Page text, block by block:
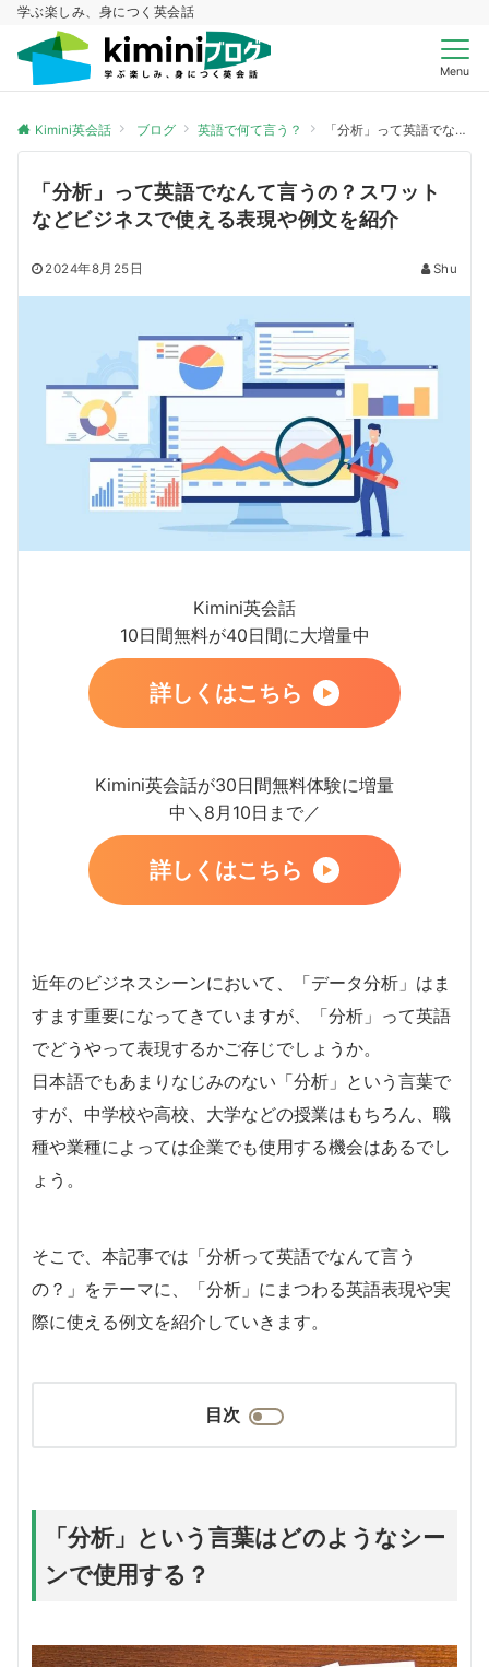
学ぶ楽しみ、身につく英会話
Menu
Kimini英会話 ブログ 英語で何て言う？ 「分析」って英語でなんて言うの？スワットなどビジネスで使える表現や例文を紹介
「分析」って英語でなんて言うの？スワット
などビジネスで使える表現や例文を紹介
2024年8月25日 Shu
Kimini英会話
10日間無料が40日間に大増量中
詳しくはこちら
Kimini英会話が30日間無料体験に増量
中＼8月10日まで／
詳しくはこちら
近年のビジネスシーンにおいて、「データ分析」はま
すます重要になってきていますが、「分析」って英語
でどうやって表現するかご存じでしょうか。
日本語でもあまりなじみのない「分析」という言葉で
すが、中学校や高校、大学などの授業はもちろん、職
種や業種によっては企業でも使用する機会はあるでし
ょう。
そこで、本記事では「分析って英語でなんて言う
の？」をテーマに、「分析」にまつわる英語表現や実
際に使える例文を紹介していきます。
目次
「分析」という言葉はどのようなシー
ンで使用する？